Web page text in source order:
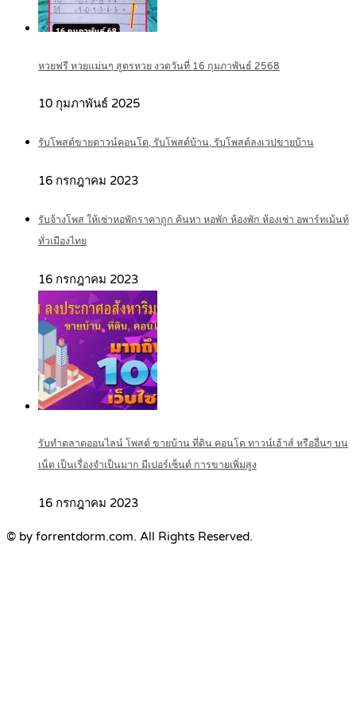
หวยฟรี หวยแม่นๆ สูตรหวย งวดวันที่ 16 กุมภาพันธ์ 2568
10 กุมภาพันธ์ 2025
รับโพสต์ขายดาวน์คอนโด, รับโพสต์บ้าน, รับโพสต์ลงเวปขายบ้าน
16 กรกฎาคม 2023
รับจ้างโพส ให้เช่าหอพักราคาถูก ค้นหา หอพัก ห้องพัก ห้องเช่า อพาร์ทเม้นท์
ทั่วเมืองไทย
16 กรกฎาคม 2023
รับทำตลาดออนไลน์ โพสต์ ขายบ้าน ที่ดิน คอนโด ทาวน์เฮ้าส์ หรืออื่นๆ บน
เน็ต เป็นเรื่องจำเป็นมาก มีเปอร์เซ็นต์ การขายเพิ่มสูง
16 กรกฎาคม 2023
© by forrentdorm.com. All Rights Reserved.